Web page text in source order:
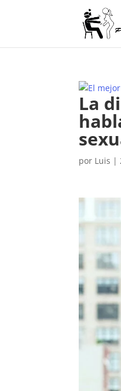
La
por Luis |